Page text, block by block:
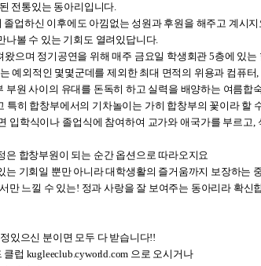
전통있는 동아리입니다.
업하신 이후에도 아낌없는 성원과 후원을 해주고 계시지
나볼 수 있는 기회도 열려있답니다.
으며 정기공연을 위해 매주 금요일 학생회관 5층에 있
예외적인 몇몇군데를 제외한 최대 면적의 위용과 컴퓨
부원 사이의 유대를 돈독히 하고 실력을 배양하는 여름합
특히 합창부에서의 기차놀이는 가히 합창부의 꽃이라 할
입학식이나 졸업식에 참여하여 교가와 애국가를 부르
은 합창부원이 되는 순간 옵션으로 따라오지요
는 기회일 뿐만 아니라 대학생활의 즐거움까지 보장하는
만 느낄 수 있는! 정과 사랑을 잘 보여주는 동아리라 확신
있으신 분이면 모두 다 받습니다!!
럽 kugleeclub.cyworld.com 으로 오시거나